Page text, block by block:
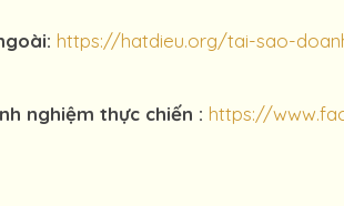
https://hatdieu.org/tai-sao-
nghiệm thực chiến : https://